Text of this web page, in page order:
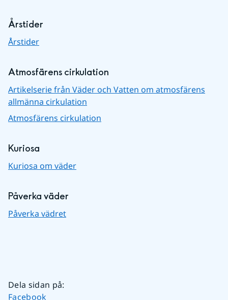
Årstider
Årstider
Atmosfärens cirkulation
Artikelserie från Väder och Vatten om atmosfärens
allmänna cirkulation
Atmosfärens cirkulation
Kuriosa
Kuriosa om väder
Påverka väder
Påverka vädret
Dela sidan på:
Dela sidan på
Facebook